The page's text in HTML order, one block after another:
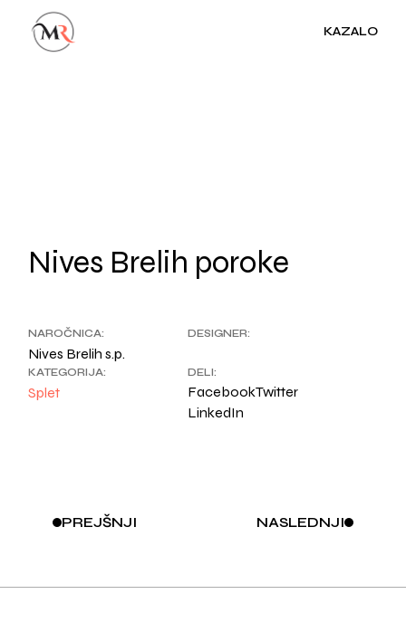
content
KAZALO
Nives Brelih poroke
NAROČNICA:
Nives Brelih s.p.
DESIGNER:
KATEGORIJA:
Splet
DELI:
FacebookTwitter
LinkedIn
PREJŠNJI NASLEDNJI